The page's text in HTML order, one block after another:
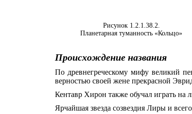
Рисунок 1.2.1.38.2.
Планетарная туманность «Кольцо»
Происхождение названия
По древнегреческому мифу великий
верностью своей жене прекрасной
Кентавр Хирон также обучал играть на
Ярчайшая звезда созвездия Лиры и